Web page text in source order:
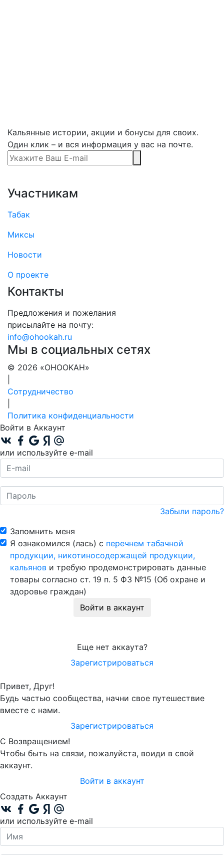
Кальянные истории, акции и бонусы для своих.
Один клик – и вся информация у вас на почте.
Участникам
Табак
Миксы
Новости
О проекте
Контакты
Предложения и пожелания
присылайте на почту:
info@ohookah.ru
Мы в социальных сетях
© 2026 «OHOOKAH»
Сотрудничество
Политика конфиденциальности
Войти в Аккаунт
или используйте e-mail
Забыли пароль?
Запомнить меня
Я ознакомился (лась) с перечнем табачной
продукции, никотиносодержащей продукции,
кальянов и требую продемонстрировать данные
товары согласно ст. 19 п. 5 ФЗ №15 (Об охране и
здоровье граждан)
Войти в аккаунт
Еще нет аккаута?
Зарегистрироваться
Привет, Друг!
Будь частью сообщества, начни свое путешествие
вместе с нами.
Зарегистрироваться
С Возвращением!
Чтобы быть на связи, пожалуйста, воиди в свой
аккаунт.
Войти в аккаунт
Создать Аккаунт
или используйте e-mail